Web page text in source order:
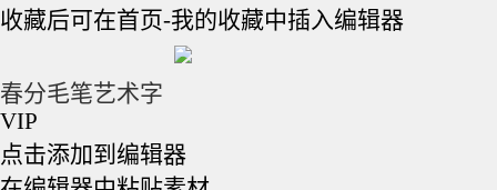
收藏后可在首页-我的收藏中插入编辑器
春分毛笔艺术字
VIP
点击添加到编辑器